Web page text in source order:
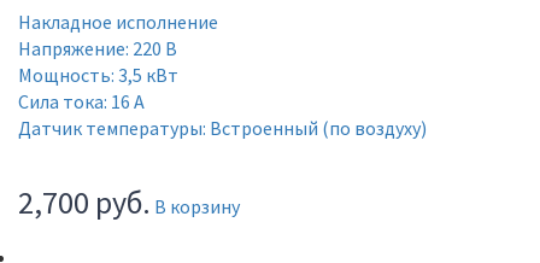
Накладное исполнение
Напряжение: 220 В
Мощность: 3,5 кВт
Сила тока: 16 А
Датчик температуры: Встроенный (по воздуху)
2,700 руб. В корзину